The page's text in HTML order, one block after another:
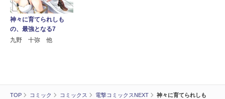
TOP コミック コミックス 電撃コミックスNEXT
神々に育てられしも
神々に育てられしも
の、最強となる7
九野 十弥 他